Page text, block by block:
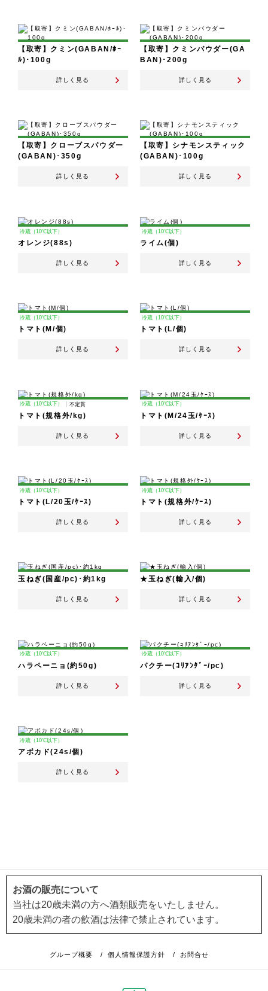
【取寄】クミン(GABAN/ﾎｰ
ﾙ)･100g
詳しく見る
【取寄】クミンパウダー(GA
BAN)･200g
詳しく見る
【取寄】クローブスパウダー
(GABAN)･350g
詳しく見る
【取寄】シナモンスティック
(GABAN)･100g
詳しく見る
冷蔵（10℃以下）
オレンジ(88s)
詳しく見る
冷蔵（10℃以下）
ライム(個)
詳しく見る
冷蔵（10℃以下）
トマト(M/個)
詳しく見る
冷蔵（10℃以下）
トマト(L/個)
詳しく見る
冷蔵（10℃以下） 不定貫
トマト(規格外/kg)
詳しく見る
冷蔵（10℃以下）
トマト(M/24玉/ｹｰｽ)
詳しく見る
冷蔵（10℃以下）
トマト(L/20玉/ｹｰｽ)
詳しく見る
冷蔵（10℃以下）
トマト(規格外/ｹｰｽ)
詳しく見る
玉ねぎ(国産/pc)･約1kg
詳しく見る
★玉ねぎ(輸入/個)
詳しく見る
冷蔵（10℃以下）
ハラペーニョ(約50g)
詳しく見る
冷蔵（10℃以下）
パクチー(ｺﾘｱﾝﾀﾞｰ/pc)
詳しく見る
冷蔵（10℃以下）
アボカド(24s/個)
詳しく見る
お酒の販売について
当社は20歳未満の方へ酒類販売をいたしません。
20歳未満の者の飲酒は法律で禁止されています。
グループ概要 / 個人情報保護方針 / お問合せ